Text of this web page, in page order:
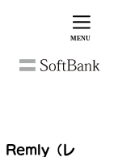
Remly（レ